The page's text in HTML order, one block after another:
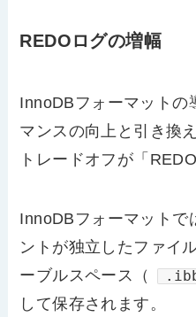
REDOログの増幅
InnoDBフォーマットの
マンスの向上と引き換
トレードオフが「
InnoDBフォーマットで
ントが独立したファイ
ーブルスペース（
して保存されます。